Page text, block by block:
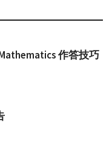
作答技巧